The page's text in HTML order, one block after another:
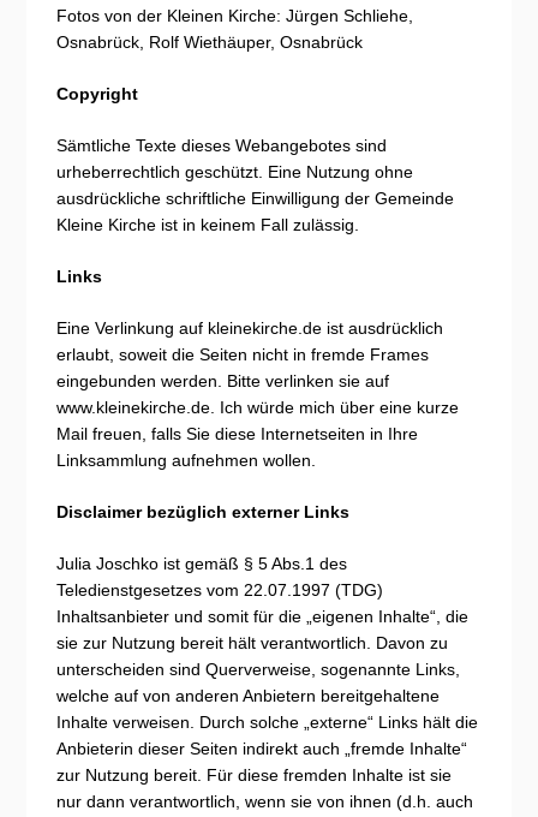
Fotos von der Kleinen Kirche: Jürgen Schliehe,
Osnabrück, Rolf Wiethäuper, Osnabrück
Copyright
Sämtliche Texte dieses Webangebotes sind
urheberrechtlich geschützt. Eine Nutzung ohne
ausdrückliche schriftliche Einwilligung der Gemeinde
Kleine Kirche ist in keinem Fall zulässig.
Links
Eine Verlinkung auf kleinekirche.de ist ausdrücklich
erlaubt, soweit die Seiten nicht in fremde Frames
eingebunden werden. Bitte verlinken sie auf
www.kleinekirche.de. Ich würde mich über eine kurze
Mail freuen, falls Sie diese Internetseiten in Ihre
Linksammlung aufnehmen wollen.
Disclaimer bezüglich externer Links
Julia Joschko ist gemäß § 5 Abs.1 des
Teledienstgesetzes vom 22.07.1997 (TDG)
Inhaltsanbieter und somit für die „eigenen Inhalte“, die
sie zur Nutzung bereit hält verantwortlich. Davon zu
unterscheiden sind Querverweise, sogenannte Links,
welche auf von anderen Anbietern bereitgehaltene
Inhalte verweisen. Durch solche „externe“ Links hält die
Anbieterin dieser Seiten indirekt auch „fremde Inhalte“
zur Nutzung bereit. Für diese fremden Inhalte ist sie
nur dann verantwortlich, wenn sie von ihnen (d.h. auch